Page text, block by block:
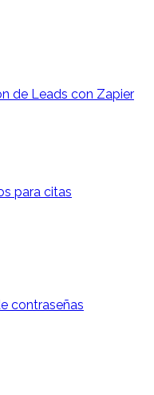
de Leads con Zapier
para citas
contraseñas